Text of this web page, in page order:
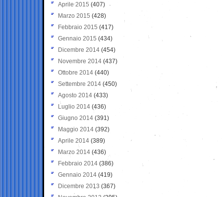
Aprile 2015 (407)
Marzo 2015 (428)
Febbraio 2015 (417)
Gennaio 2015 (434)
Dicembre 2014 (454)
Novembre 2014 (437)
Ottobre 2014 (440)
Settembre 2014 (450)
Agosto 2014 (433)
Luglio 2014 (436)
Giugno 2014 (391)
Maggio 2014 (392)
Aprile 2014 (389)
Marzo 2014 (436)
Febbraio 2014 (386)
Gennaio 2014 (419)
Dicembre 2013 (367)